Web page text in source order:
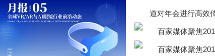
道对年会进行高效